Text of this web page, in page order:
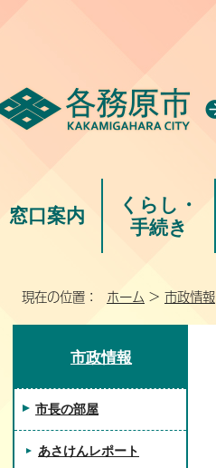
窓口案内
くらし・
手続き
現在の位置： ホーム > 市政情報
市政情報
市長の部屋
あさけんレポート